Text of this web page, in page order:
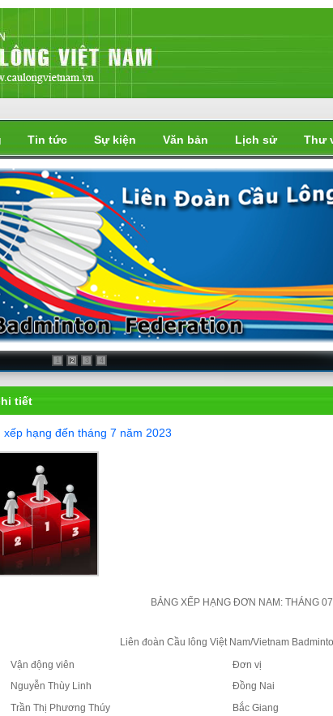
Tin tức Sự kiện Văn bản Lịch sử Thư
1 2 3 4
tiết
xếp hạng đến tháng 7 năm 2023
BẢNG XẾP HẠNG ĐƠN NAM: THÁNG
Liên đoàn Cầu lông Việt Nam/Vietnam
Vận động viên Đơn vị
Nguyễn Thùy Linh Đồng Nai
Trần Thị Phương Thúy Bắc Giang